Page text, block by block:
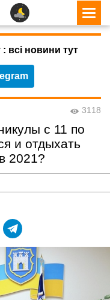
: всі новини тут
3118
с 11 по
и отдыхать
2021?